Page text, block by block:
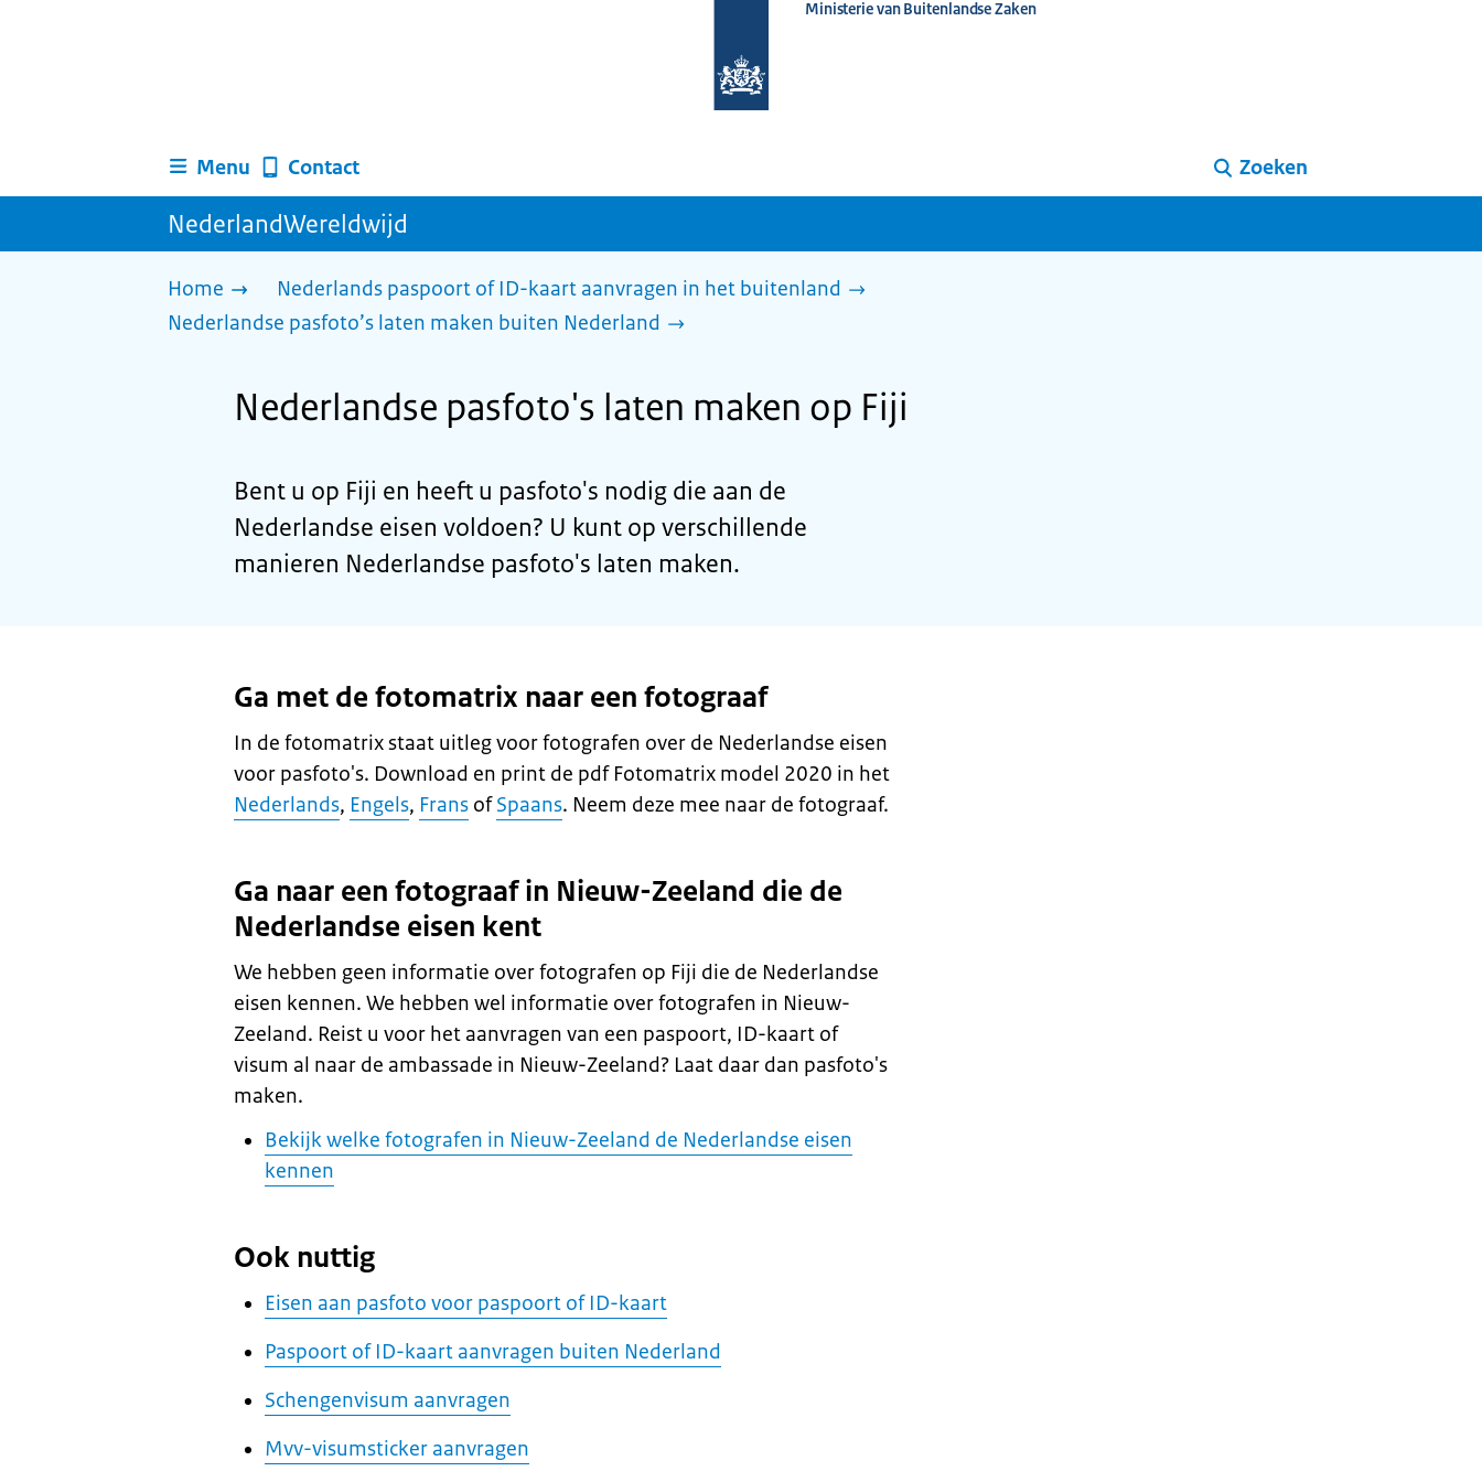
homepage
Ministerie van Buitenlandse Zaken
Menu Contact Zoeken
NederlandWereldwijd
Home
Nederlands paspoort of ID-kaart aanvragen in het buitenland
Nederlandse pasfoto’s laten maken buiten Nederland
Nederlandse pasfoto's laten maken op Fiji
Bent u op Fiji en heeft u pasfoto's nodig die aan de
Nederlandse eisen voldoen? U kunt op verschillende
manieren Nederlandse pasfoto's laten maken.
Ga met de fotomatrix naar een fotograaf
In de fotomatrix staat uitleg voor fotografen over de Nederlandse eisen
voor pasfoto's. Download en print de pdf Fotomatrix model 2020 in het
Nederlands, Engels, Frans ofSpaans. Neem deze mee naar de fotograaf.
Ga naar een fotograaf in Nieuw-Zeeland die de
Nederlandse eisen kent
We hebben geen informatie over fotografen op Fiji die de Nederlandse
eisen kennen. We hebben wel informatie over fotografen in Nieuw-
Zeeland. Reist u voor het aanvragen van een paspoort, ID-kaart of
visum al naar de ambassade in Nieuw-Zeeland? Laat daar dan pasfoto's
maken.
Bekijk welke fotografen in Nieuw-Zeeland de Nederlandse eisen
kennen
Ook nuttig
Eisen aan pasfoto voor paspoort of ID-kaart
Paspoort of ID-kaart aanvragen buiten Nederland
Schengenvisum aanvragen
Mvv-visumsticker aanvragen